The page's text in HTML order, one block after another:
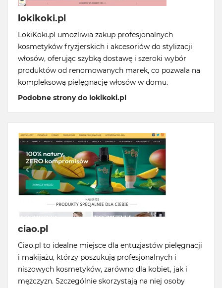
lokikoki.pl
LokiKoki.pl umożliwia zakup profesjonalnych
kosmetyków fryzjerskich i akcesoriów do stylizacji
włosów, oferując szybką dostawę i szeroki wybór
produktów od renomowanych marek, co pozwala na
kompleksową pielęgnację włosów w domu.
Podobne strony do lokikoki.pl
ciao.pl
Ciao.pl to idealne miejsce dla entuzjastów pielęgnacji
i makijażu, którzy poszukują profesjonalnych i
niszowych kosmetyków, zarówno dla kobiet, jak i
mężczyzn. Szczególnie skorzystają na niej osoby